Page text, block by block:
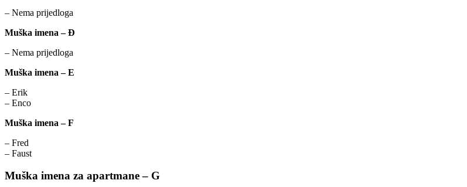
– Nema prijedloga
Muška imena – Đ
– Nema prijedloga
Muška imena – E
– Erik
– Enco
Muška imena – F
– Fred
– Faust
Muška imena za apartmane – G